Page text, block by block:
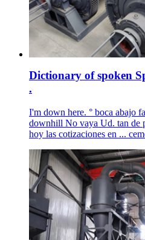
Dictionary of spoken
.
I'm down here. ° boca abajo
downhill No vaya Ud. tan de
hoy las cotizaciones en ...